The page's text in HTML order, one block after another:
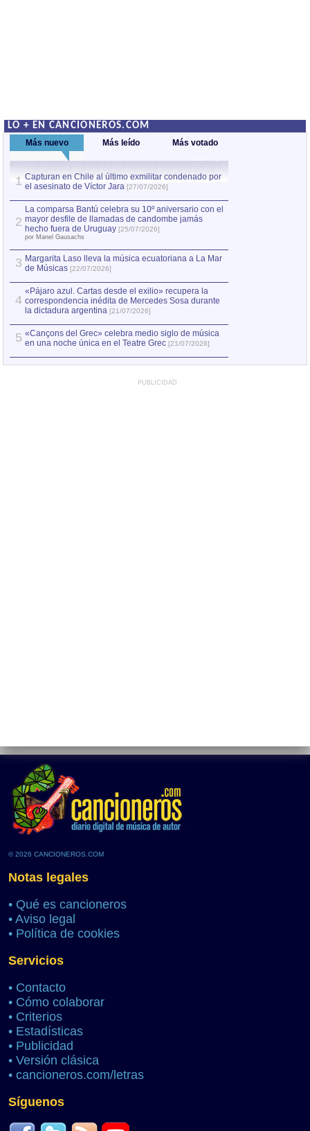
LO + EN CANCIONEROS.COM
Más nuevo Más leído Más votado
1 Capturan en Chile al último exmilitar condenado por
el asesinato de Víctor Jara [27/07/2026]
2
La comparsa Bantú celebra su 10º aniversario con el
mayor desfile de llamadas de candombe jamás
hecho fuera de Uruguay [25/07/2026]
por Manel Gausachs
3 Margarita Laso lleva la música ecuatoriana a La Mar
de Músicas [22/07/2026]
4
«Pájaro azul. Cartas desde el exilio» recupera la
correspondencia inédita de Mercedes Sosa durante
la dictadura argentina [21/07/2026]
5 «Cançons del Grec» celebra medio siglo de música
en una noche única en el Teatre Grec [21/07/2026]
PUBLICIDAD
© 2026 CANCIONEROS.COM
Notas legales
• Qué es cancioneros
• Aviso legal
• Política de cookies
Servicios
• Contacto
• Cómo colaborar
• Criterios
• Estadísticas
• Publicidad
• Versión clásica
• cancioneros.com/letras
Síguenos